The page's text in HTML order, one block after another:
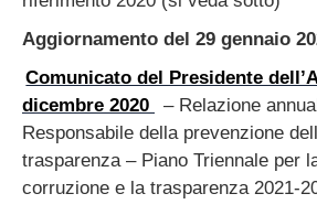
Aggiornamento del 29 gennaio
Comunicato del Presidente
dicembre 2020
– Relazione
Responsabile della prevenzione
trasparenza – Piano Triennale per
corruzione e la trasparenza 2021-